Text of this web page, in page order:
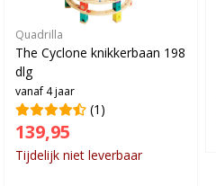
Quadrilla
The Cyclone knikkerbaan 198
dlg
vanaf 4 jaar
(1)
139,95
Tijdelijk niet leverbaar